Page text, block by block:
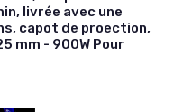
livrée avec une
capot de proection,
mm - 900W Pour